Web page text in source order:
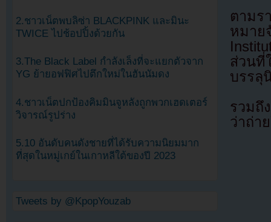
ตามร
หมาย
ส่วนที่
บรรลุ
รวมถึ
ว่าถ่า
2.ชาวเน็ตพบลิซ่า BLACKPINK และมินะ
TWICE ไปช้อปปิ้งด้วยกัน
3.The Black Label กำลังเล็งที่จะแยกตัวจาก
YG ย้ายอฟฟิศไปตึกใหม่ในฮันนัมดง
4.ชาวเน็ตปกป้องคิมมินจูหลังถูกพวกเฮดเตอร์
วิจารณ์รูปร่าง
5.10 อันดับคนดังชายที่ได้รับความนิยมมาก
ที่สุดในหมู่เกย์ในเกาหลีใต้ของปี 2023
Tweets by @KpopYouzab